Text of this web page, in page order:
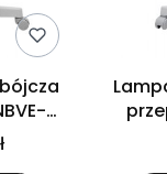
60/60
z